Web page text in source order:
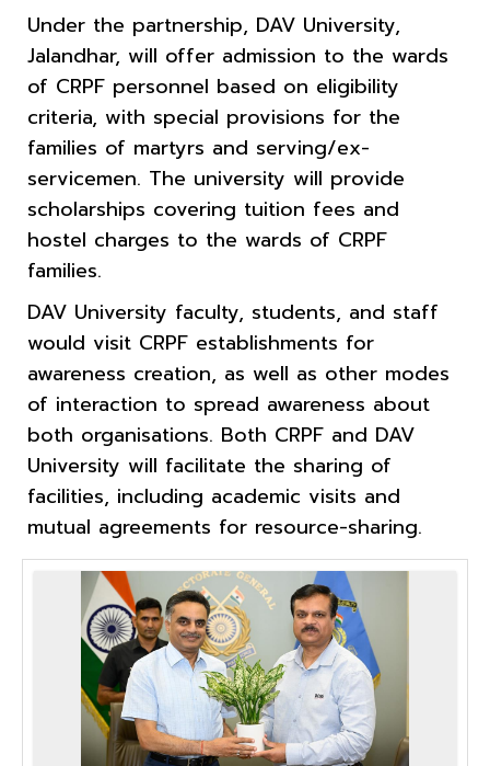
Under the partnership, DAV University,
Jalandhar, will offer admission to the wards
of CRPF personnel based on eligibility
criteria, with special provisions for the
families of martyrs and serving/ex-
servicemen. The university will provide
scholarships covering tuition fees and
hostel charges to the wards of CRPF
families.
DAV University faculty, students, and staff
would visit CRPF establishments for
awareness creation, as well as other modes
of interaction to spread awareness about
both organisations. Both CRPF and DAV
University will facilitate the sharing of
facilities, including academic visits and
mutual agreements for resource-sharing.